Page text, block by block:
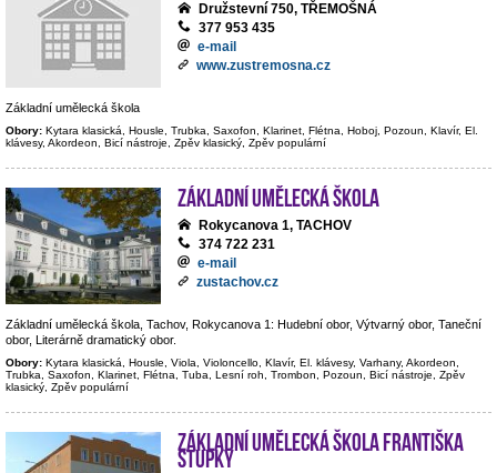
Družstevní 750, TŘEMOŠNÁ
377 953 435
e-mail
www.zustremosna.cz
Základní umělecká škola
Obory: Kytara klasická, Housle, Trubka, Saxofon, Klarinet, Flétna, Hoboj, Pozoun, Klavír, El.
klávesy, Akordeon, Bicí nástroje, Zpěv klasický, Zpěv populární
Základní umělecká škola
Rokycanova 1, TACHOV
374 722 231
e-mail
zustachov.cz
Základní umělecká škola, Tachov, Rokycanova 1: Hudební obor, Výtvarný obor, Taneční
obor, Literárně dramatický obor.
Obory: Kytara klasická, Housle, Viola, Violoncello, Klavír, El. klávesy, Varhany, Akordeon,
Trubka, Saxofon, Klarinet, Flétna, Tuba, Lesní roh, Trombon, Pozoun, Bicí nástroje, Zpěv
klasický, Zpěv populární
Základní umělecká škola Františka
Stupky